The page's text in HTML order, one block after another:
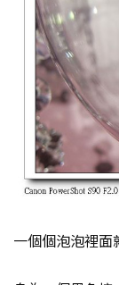
一個個泡泡裡